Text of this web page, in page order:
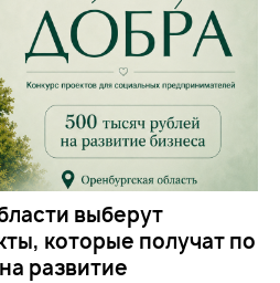
выберут
которые получат по
развитие